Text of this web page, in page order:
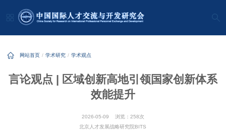
网站首页 学术研究 学术观点
言论观点 | 区域创新高地引领国家创新体系
效能提升
2026-05-09
浏览：258次
北京人才发展战略研究院BITS